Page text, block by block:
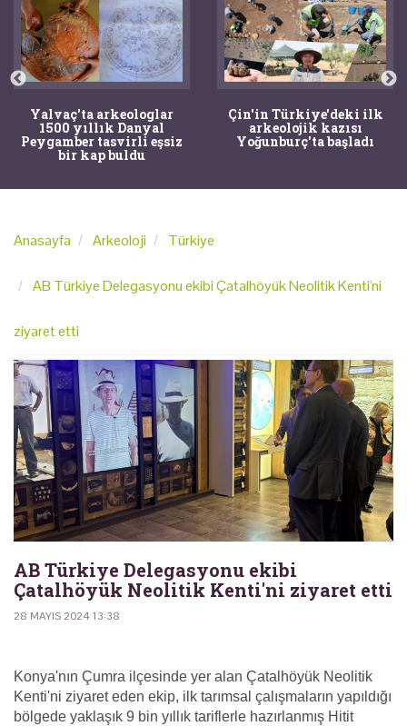
Yalvaç'ta arkeologlar
1500 yıllık Danyal
Peygamber tasvirli eşsiz
bir kap buldu
Çin'in Türkiye'deki ilk
arkeolojik kazısı
Yoğunburç'ta başladı
Anasayfa Arkeoloji Türkiye
AB Türkiye Delegasyonu ekibi Çatalhöyük Neolitik Kenti'ni
ziyaret etti
AB Türkiye Delegasyonu ekibi
Çatalhöyük Neolitik Kenti'ni ziyaret etti
28 MAYIS 2024 13:38
Konya'nın Çumra ilçesinde yer alan Çatalhöyük Neolitik
Kenti'ni ziyaret eden ekip, ilk tarımsal çalışmaların yapıldığı
bölgede yaklaşık 9 bin yıllık tariflerle hazırlanmış Hitit